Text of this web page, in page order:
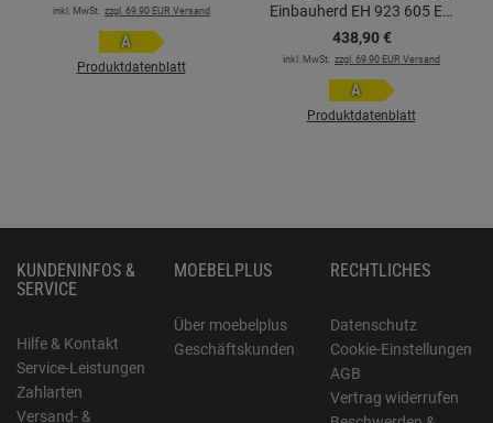
inkl. MwSt. zzgl. 69.90 EUR Versand
A
Produktdatenblatt
Einbauherd EH 923 605 E +
Glaskeramikkochfeld EC
742 100 C
438,90 €
inkl. MwSt. zzgl. 69.90 EUR Versand
A
Produktdatenblatt
KUNDENINFOS &
SERVICE
Hilfe & Kontakt
Service-Leistungen
Zahlarten
Versand- &
MOEBELPLUS
Über moebelplus
Geschäftskunden
RECHTLICHES
Datenschutz
Cookie-Einstellungen
AGB
Vertrag widerrufen